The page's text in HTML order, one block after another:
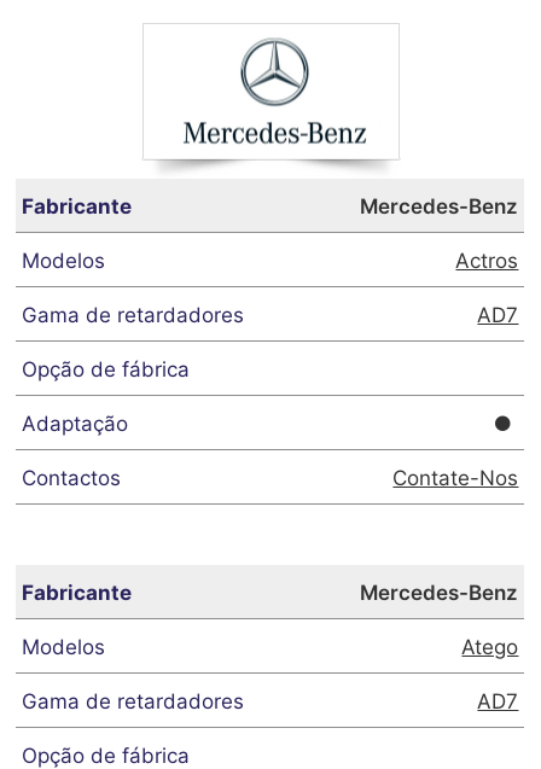
Mercedes-Benz
Actros
AD7
Contate-Nos
Mercedes-Benz
Atego
AD7